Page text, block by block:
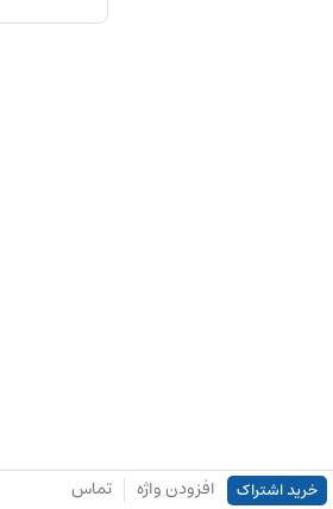
خرید اشتراک افزودن واژه تماس